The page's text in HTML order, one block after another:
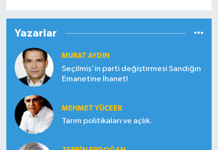
Yazarlar
MURAT AYDIN
Seçilmiş'in parti değiştirmesi Sandığın
Emanetine İhanet!
MEHMET YÜCEER
Tarım politikaları ve açlık.